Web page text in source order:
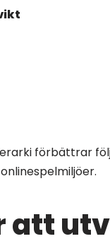
förbättrar
att